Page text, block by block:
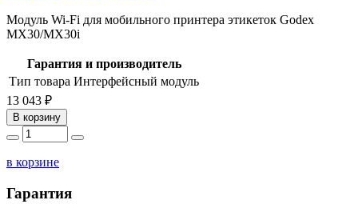
Модуль Wi-Fi для мобильного принтера этикеток Godex
MX30/MX30i
Гарантия и производитель
Тип товара Интерфейсный модуль
13 043 ₽
В корзину
в корзине
Гарантия